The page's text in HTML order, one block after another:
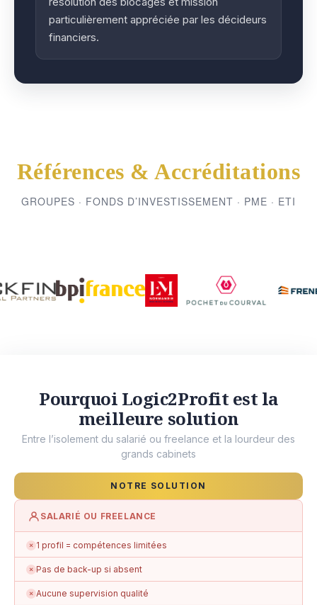
particulièrement appréciée par les décideurs
financiers.
Références & Accréditations
GROUPES · FONDS D’INVESTISSEMENT · PME · ETI
Pourquoi Logic2Profit est la
meilleure solution
Entre l’isolement du salarié ou freelance et la lourdeur des
grands cabinets
NOTRE SOLUTION
SALARIÉ OU FREELANCE
✗ 1 profil = compétences limitées
✗ Pas de back-up si absent
✗ Aucune supervision qualité